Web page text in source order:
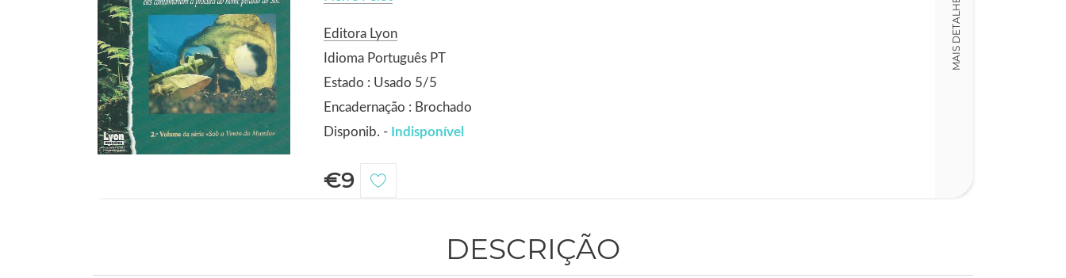
Editora Lyon
Idioma Português PT
Estado : Usado 5/5
Encadernação : Brochado
Disponib. - Indisponível
€9
MAIS DETALHES
DESCRIÇÃO